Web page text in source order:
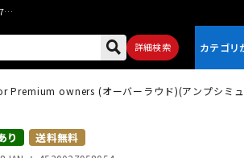
日
詳細検索
Premium owners (オーバーラウド)(アンプシミ
り 送料無料